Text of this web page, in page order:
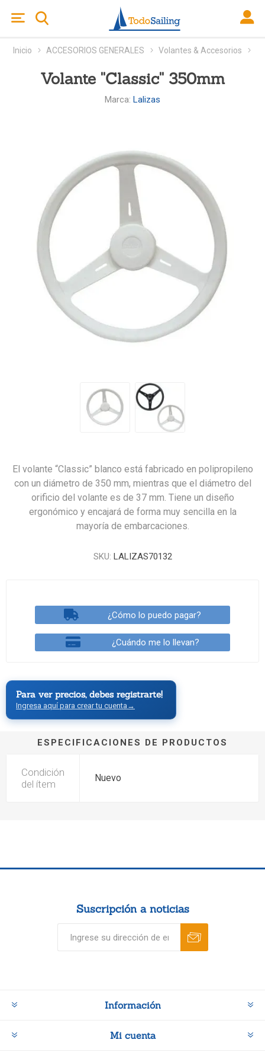
Inicio ACCESORIOS GENERALES Volantes & Accesorios
Volante ''Classic'' 350mm
Marca: Lalizas
El volante “Classic” blanco está fabricado en polipropileno
con un diámetro de 350 mm, mientras que el diámetro del
orificio del volante es de 37 mm. Tiene un diseño
ergonómico y encajará de forma muy sencilla en la
mayoría de embarcaciones.
SKU: LALIZAS70132
¿Cómo lo puedo pagar?
¿Cuándo me lo llevan?
Para ver precios, debes registrarte!
Ingresa aquí para crear tu cuenta →
ESPECIFICACIONES DE PRODUCTOS
Condición
del ítem
Nuevo
Suscripción a noticias
Información
Mi cuenta